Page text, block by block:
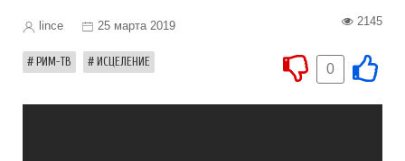
lince 25 марта 2019 2145
РИМ-ТВ ИСЦЕЛЕНИЕ 0